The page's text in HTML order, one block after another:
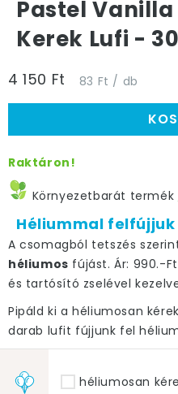
Pastel
Kerek Lufi -
4 150 Ft 83 Ft / db
Raktáron!
Környezetbarát termék
Héliummal
A csomagból tetszés
héliumos fújást. Ár: 990.-
és tartósító zselével
Pipáld ki a héliumosan
darab lufit fújjunk fel
héliumosan